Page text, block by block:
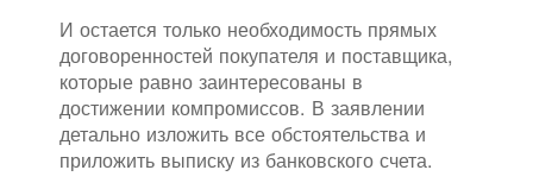
И остается только необходимость прямых
договоренностей покупателя и поставщика,
которые равно заинтересованы в
достижении компромиссов. В заявлении
детально изложить все обстоятельства и
приложить выписку из банковского счета.